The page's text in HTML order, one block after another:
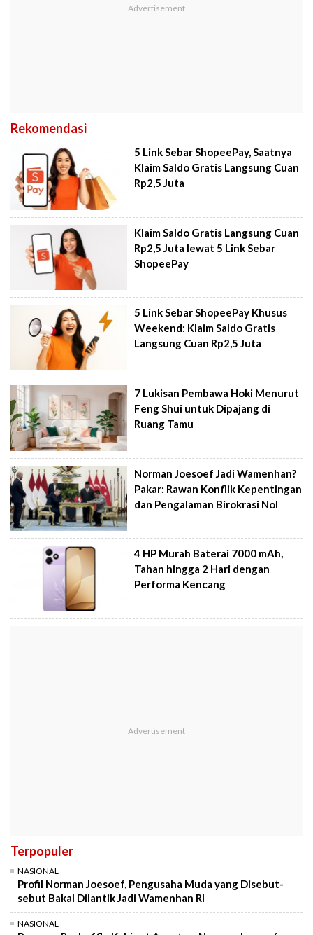
Rekomendasi
5 Link Sebar ShopeePay, Saatnya
Klaim Saldo Gratis Langsung Cuan
Rp2,5 Juta
Klaim Saldo Gratis Langsung Cuan
Rp2,5 Juta lewat 5 Link Sebar
ShopeePay
5 Link Sebar ShopeePay Khusus
Weekend: Klaim Saldo Gratis
Langsung Cuan Rp2,5 Juta
7 Lukisan Pembawa Hoki Menurut
Feng Shui untuk Dipajang di
Ruang Tamu
Norman Joesoef Jadi Wamenhan?
Pakar: Rawan Konflik Kepentingan
dan Pengalaman Birokrasi Nol
4 HP Murah Baterai 7000 mAh,
Tahan hingga 2 Hari dengan
Performa Kencang
Terpopuler
NASIONAL
Profil Norman Joesoef, Pengusaha Muda yang Disebut-
sebut Bakal Dilantik Jadi Wamenhan RI
NASIONAL